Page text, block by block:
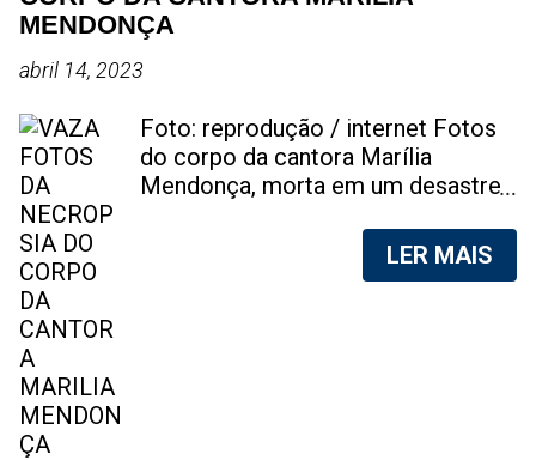
MENDONÇA
abril 14, 2023
Foto: reprodução / internet Fotos
do corpo da cantora Marília
Mendonça, morta em um desastre
foram vazadas na internet. A
divulgação de fotos do corpo de
LER MAIS